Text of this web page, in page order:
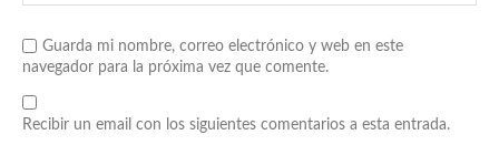
Guarda mi nombre, correo electrónico y web en este
navegador para la próxima vez que comente.
Recibir un email con los siguientes comentarios a esta entrada.